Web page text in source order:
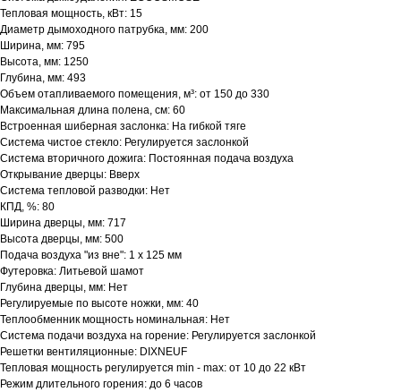
Тепловая мощность, кВт: 15
Диаметр дымоходного патрубка, мм: 200
Ширина, мм: 795
Высота, мм: 1250
Глубина, мм: 493
Объем отапливаемого помещения, м³: от 150 до 330
Максимальная длина полена, см: 60
Встроенная шиберная заслонка: На гибкой тяге
Система чистое стекло: Регулируется заслонкой
Система вторичного дожига: Постоянная подача воздуха
Открывание дверцы: Вверх
Система тепловой разводки: Нет
КПД, %: 80
Ширина дверцы, мм: 717
Высота дверцы, мм: 500
Подача воздуха "из вне": 1 х 125 мм
Футеровка: Литьевой шамот
Глубина дверцы, мм: Нет
Регулируемые по высоте ножки, мм: 40
Теплообменник мощность номинальная: Нет
Система подачи воздуха на горение: Регулируется заслонкой
Решетки вентиляционные: DIXNEUF
Тепловая мощность регулируется min - max: от 10 до 22 кВт
Режим длительного горения: до 6 часов